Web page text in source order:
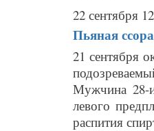
22 сентября
Пьяная
21 сентября
Мужчина 28-
левого
распития